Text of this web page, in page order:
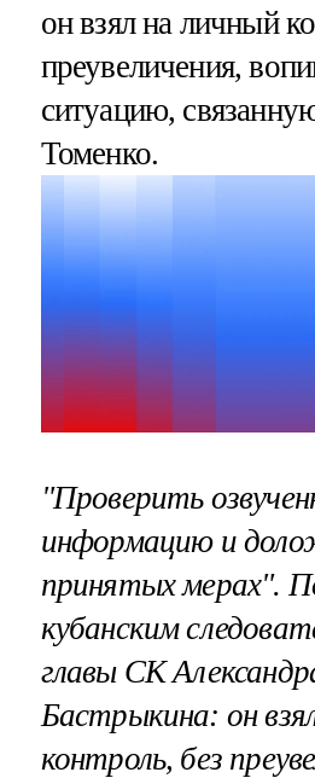
он взял на личный
преувеличения,
ситуацию,
Томенко.
"Проверить
информацию и
принятых мерах".
кубанским
главы СК
Бастрыкина: он
контроль, без